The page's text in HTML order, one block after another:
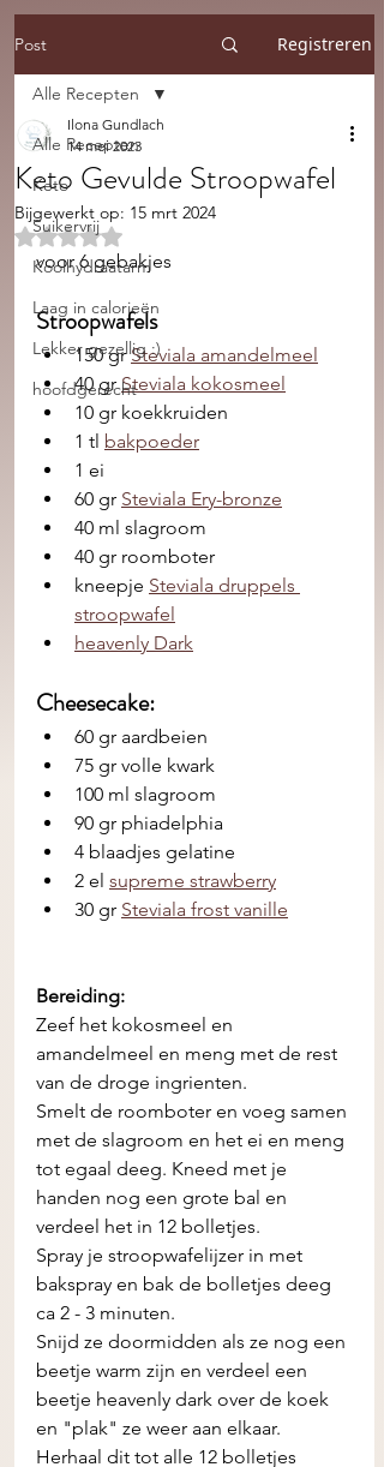
Post Registreren
Alle Recepten
Keto
Suikervrij
Koolhydraatarm
Laag in calorieën
Lekker gezellig :)
hoofdgerecht
Alle Recepten
Keto Gevulde Stroopwafel
Ilona Gundlach
14 mei 2023
Bijgewerkt op: 15 mrt 2024
Beoordeeld met NaN uit 5 sterren.
voor 6 gebakjes
Stroopwafels
150 gr Steviala amandelmeel
40 gr Steviala kokosmeel
10 gr koekkruiden
1 tl bakpoeder
1 ei
60 gr Steviala Ery-bronze
40 ml slagroom
40 gr roomboter
kneepje Steviala druppels
stroopwafel
heavenly Dark
Cheesecake:
60 gr aardbeien
75 gr volle kwark
100 ml slagroom
90 gr phiadelphia
4 blaadjes gelatine
2 el supreme strawberry
30 gr Steviala frost vanille
Bereiding:
Zeef het kokosmeel en
amandelmeel en meng met de rest
van de droge ingrienten.
Smelt de roomboter en voeg samen
met de slagroom en het ei en meng
tot egaal deeg. Kneed met je
handen nog een grote bal en
verdeel het in 12 bolletjes.
Spray je stroopwafelijzer in met
bakspray en bak de bolletjes deeg
ca 2 - 3 minuten.
Snijd ze doormidden als ze nog een
beetje warm zijn en verdeel een
beetje heavenly dark over de koek
en "plak" ze weer aan elkaar.
Herhaal dit tot alle 12 bolletjes